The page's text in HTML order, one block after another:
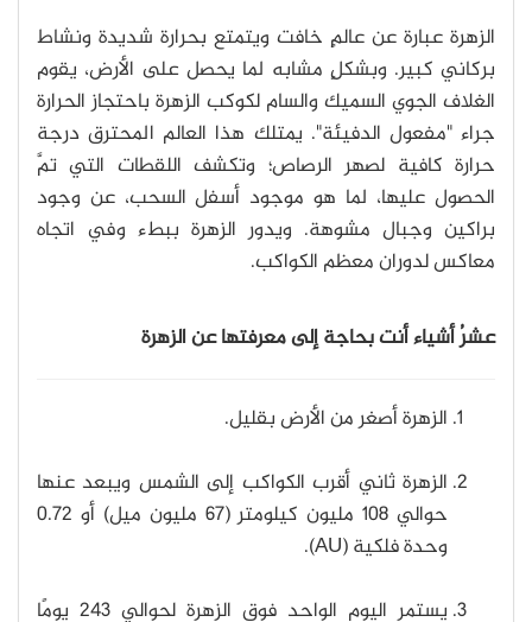
الزهرة عبارة عن عالمٍ خافت ويتمتع بحرارة شديدة ونشاط
بركاني كبير. وبشكلٍ مشابه لما يحصل على الأرض، يقوم
الغلاف الجوي السميك والسام لكوكب الزهرة باحتجاز الحرارة
جراء "مفعول الدفيئة". يمتلك هذا العالم المحترق درجة
حرارة كافية لصهر الرصاص؛ وتكشف اللقطات التي تمَّ
الحصول عليها، لما هو موجود أسفل السحب، عن وجود
براكين وجبال مشوهة. ويدور الزهرة ببطء وفي اتجاه
معاكس لدوران معظم الكواكب.
عشرُ أشياء أنت بحاجة إلى معرفتها عن الزهرة
الزهرة أصغر من الأرض بقليل.
الزهرة ثاني أقرب الكواكب إلى الشمس ويبعد عنها
حوالي 108 مليون كيلومتر (67 مليون ميل) أو 0.72
وحدة فلكية (AU).
يستمر اليوم الواحد فوق الزهرة لحوالي 243 يومًا